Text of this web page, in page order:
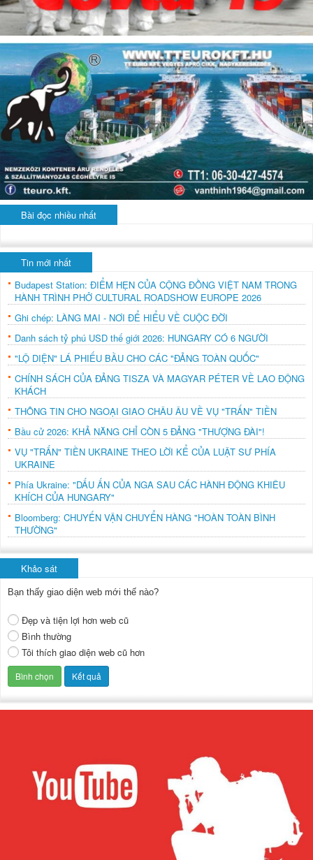
Bài đọc nhiều nhất
Tin mới nhất
Budapest Station: ĐIỂM HẸN CỦA CỘNG ĐỒNG VIỆT NAM TRONG
HÀNH TRÌNH PHỞ CULTURAL ROADSHOW EUROPE 2026
Ghi chép: LÀNG MAI - NƠI ĐỂ HIỂU VỀ CUỘC ĐỜI
Danh sách tỷ phú USD thế giới 2026: HUNGARY CÓ 6 NGƯỜI
"LỘ DIỆN" LÁ PHIẾU BẦU CHO CÁC "ĐẢNG TOÀN QUỐC"
CHÍNH SÁCH CỦA ĐẢNG TISZA VÀ MAGYAR PÉTER VỀ LAO ĐỘNG
KHÁCH
THÔNG TIN CHO NGOẠI GIAO CHÂU ÂU VỀ VỤ "TRẤN" TIỀN
Bầu cử 2026: KHẢ NĂNG CHỈ CÒN 5 ĐẢNG "THƯỢNG ĐÀI"!
VỤ "TRẤN" TIỀN UKRAINE THEO LỜI KỂ CỦA LUẬT SƯ PHÍA
UKRAINE
Phía Ukraine: "DẤU ẤN CỦA NGA SAU CÁC HÀNH ĐỘNG KHIÊU
KHÍCH CỦA HUNGARY"
Bloomberg: CHUYẾN VẬN CHUYỂN HÀNG "HOÀN TOÀN BÌNH
THƯỜNG"
Khảo sát
Bạn thấy giao diện web mới thế nào?
Đẹp và tiện lợi hơn web cũ
Bình thường
Tôi thích giao diện web cũ hơn